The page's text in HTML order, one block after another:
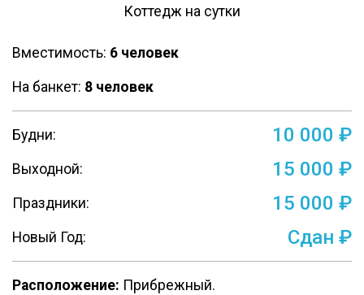
Коттедж на сутки
Вместимость: 6 человек
На банкет: 8 человек
Будни: 10 000 ₽
Выходной: 15 000 ₽
Праздники: 15 000 ₽
Новый Год: Сдан ₽
Расположение: Прибрежный.